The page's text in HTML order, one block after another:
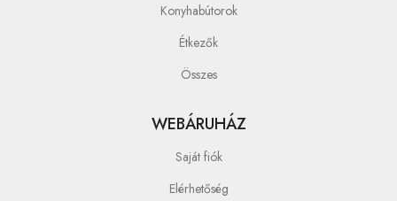
Konyhabútorok
Étkezők
Összes
WEBÁRUHÁZ
Saját fiók
Elérhetőség